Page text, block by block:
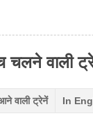
वाली
वाली ट्रेनें In